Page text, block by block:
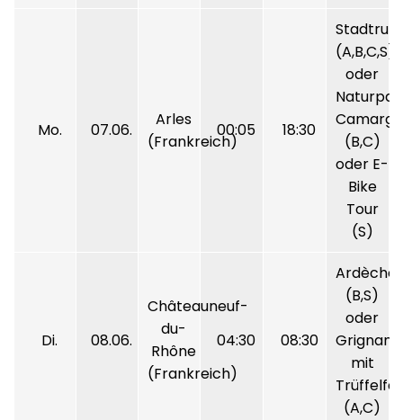
Mo. 07.06.
Arles
(Frankreich)
00:05 18:30
(A,B,C,S)
oder
(B,C)
oder E-
Bike
Tour
(S)
Di. 08.06.
Châteauneuf-
du-
Rhône
(Frankreich)
04:30 08:30
Ardèche
(B,S)
oder
Grignan
mit
(A,C)